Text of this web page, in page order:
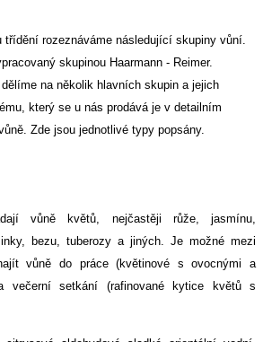
třídění rozeznáváme následující skupiny vůní.
skupinou Haarmann - Reimer.
na několik hlavních skupin a jejich
který se u nás prodává je v detailním
Zde jsou jednotlivé typy popsány.
vůně květů, nejčastěji růže, jasmínu,
bezu, tuberozy a jiných. Je možné mezi
vůně do práce (květinové s ovocnými a
setkání (rafinované kytice květů s